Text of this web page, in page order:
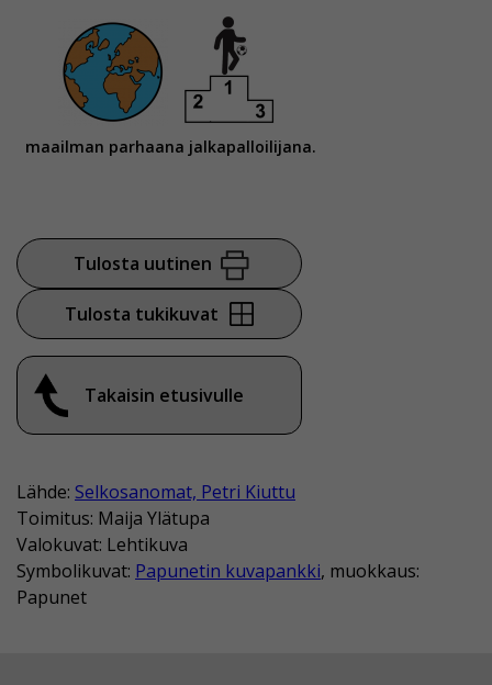
maailman parhaana jalkapalloilijana.
Tulosta uutinen
Tulosta tukikuvat
Takaisin etusivulle
Lähde: Selkosanomat, Petri Kiuttu
Toimitus: Maija Ylätupa
Valokuvat: Lehtikuva
Symbolikuvat: Papunetin kuvapankki, muokkaus:
Papunet